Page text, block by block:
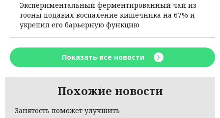
Экспериментальный ферментированный чай из
тооны подавил воспаление кишечника на 67% и
укрепил его барьерную функцию
Показать все новости
Похожие новости
Занятость поможет улучшить